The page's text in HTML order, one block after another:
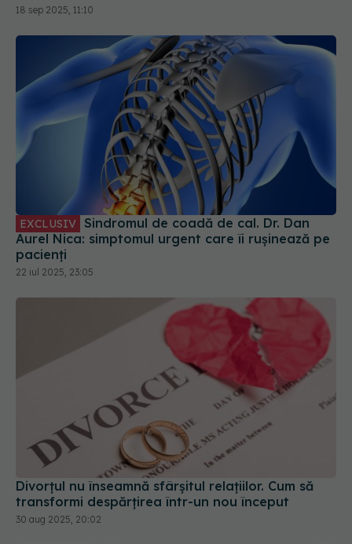
18 sep 2025, 11:10
EXCLUSIV
Aurel Nica: simptomul urgent care îi rușinează pe
pacienți
22 iul 2025, 23:05
Divorțul nu înseamnă sfârșitul relațiilor. Cum să
transformi despărțirea într-un nou început
30 aug 2025, 20:02